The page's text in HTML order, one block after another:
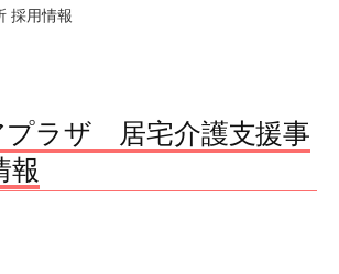
採用情報
プラザ 居宅介護支援事
報